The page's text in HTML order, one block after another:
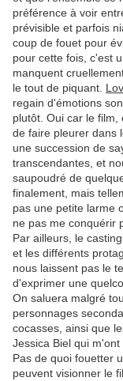
préférence à voir
prévisible et parfois
coup de fouet pour
pour cette fois, c'est
manquent
le tout de piquant.
regain d'émotions
plutôt. Oui car le
de faire pleurer dans
une succession de
transcendantes, et
saupoudré de
finalement, mais
pas une petite larme
ne pas me conquérir
Par ailleurs, le
et les différents
nous laissent pas le
d'exprimer une
On saluera malgré
personnages
cocasses, ainsi que
Jessica Biel qui m'ont
Pas de quoi fouetter
peuvent visionner le